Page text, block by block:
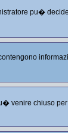
pu�
venire chiuso